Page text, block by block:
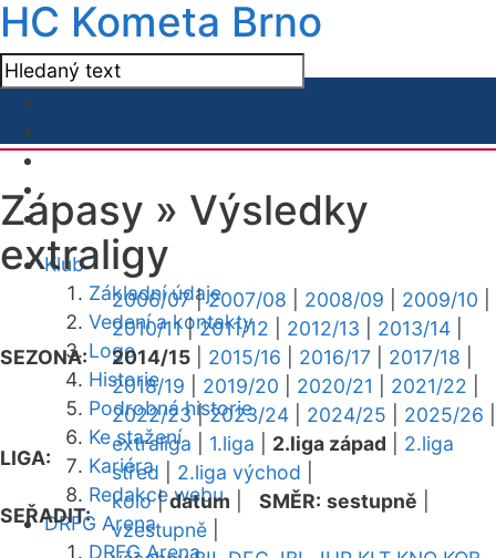
HC Kometa Brno
Klub
Základní údaje
Vedení a kontakty
Logo
Historie
Podrobná historie
Ke stažení
Kariéra
Redakce webu
DRFG Arena
DRFG Arena
Zápasy » Výsledky
extraligy
SEZONA:
2006/07|2007/08 2008/09 2009/10
2010/11|2011/12 2012/13 2013/14
2014/15
2015/16 2016/17 2017/18
2018/19
2019/20 2020/21 2021/22
2022/23|2023/24 2024/25 2025/26
LIGA:
extraliga 1.liga 2.liga západ
2.liga
střed
2.liga východ
SEŘADIT:
kolo|datum SMĚR: sestupně
vzestupně